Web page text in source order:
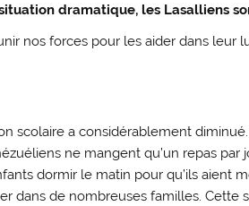
dramatique, les Lasalliens
nos forces pour les aider dans leur
scolaire a considérablement
ne mangent qu’un repas
dormir le matin pour qu’ils aient
dans de nombreuses familles.